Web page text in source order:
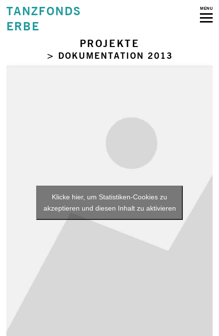
TANZFONDS
ERBE
MENU
PROJEKTE
> DOKUMENTATION 2013
Klicke hier, um Statistiken-Cookies zu
akzeptieren und diesen Inhalt zu aktivieren